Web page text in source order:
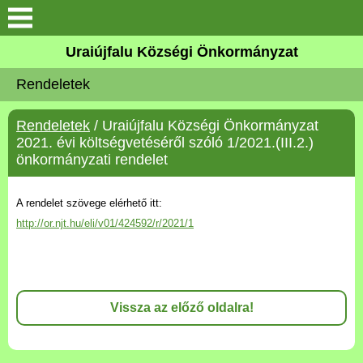
Köszöntő
Elérhetőségek
Uraiújfalu
Önkormányzat
Közös Önkormányzati
Hivatal
Versenyképes Járások
Uraiújfalu Községi Önkormányzat
Rendeletek
Rendeletek / Uraiújfalu Községi Önkormányzat
2021. évi költségvetéséről szóló 1/2021.(III.2.)
önkormányzati rendelet
A rendelet szövege elérhető itt:
http://or.njt.hu/eli/v01/424592/r/2021/1
Vissza az előző oldalra!